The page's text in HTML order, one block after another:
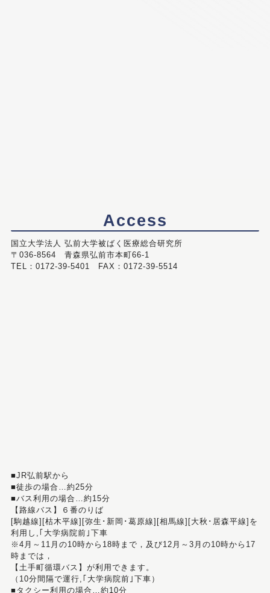
Access
国立大学法人 弘前大学被ばく医療総合研究所
〒036-8564 青森県弘前市本町66-1
TEL：0172-39-5401 FAX：0172-39-5514
■JR弘前駅から
■徒歩の場合…約25分
■バス利用の場合…約15分
【路線バス】６番のりば
[駒越線][枯木平線][弥生･新岡･葛原線][相馬線][大秋･居森平線]を
利用し,｢大学病院前｣下車
※4月～11月の10時から18時まで，及び12月～3月の10時から17
時までは，
【土手町循環バス】が利用できます。
（10分間隔で運行,｢大学病院前｣下車）
■タクシー利用の場合…約10分